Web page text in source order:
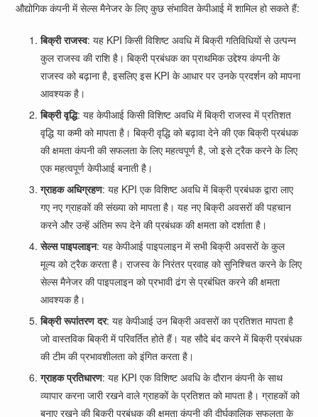
औद्योगिक कंपनी में सेल्स मैनेजर के लिए कुछ संभावित केपीआई में शामिल हो सकते हैं:
बिक्री राजस्व: यह KPI किसी विशिष्ट अवधि में बिक्री गतिविधियों से उत्पन्न
कुल राजस्व की राशि है। बिक्री प्रबंधक का प्राथमिक उद्देश्य कंपनी के
राजस्व को बढ़ाना है, इसलिए इस KPI के आधार पर उनके प्रदर्शन को मापना
आवश्यक है।
बिक्री वृद्धि: यह केपीआई किसी विशिष्ट अवधि में बिक्री राजस्व में प्रतिशत
वृद्धि या कमी को मापता है। बिक्री वृद्धि को बढ़ावा देने की एक बिक्री प्रबंधक
की क्षमता कंपनी की सफलता के लिए महत्वपूर्ण है, जो इसे ट्रैक करने के लिए
एक महत्वपूर्ण केपीआई बनाती है।
ग्राहक अधिग्रहण: यह KPI एक विशिष्ट अवधि में बिक्री प्रबंधक द्वारा लाए
गए नए ग्राहकों की संख्या को मापता है। यह नए बिक्री अवसरों की पहचान
करने और उन्हें अंतिम रूप देने की प्रबंधक की क्षमता को दर्शाता है।
सेल्स पाइपलाइन: यह केपीआई पाइपलाइन में सभी बिक्री अवसरों के कुल
मूल्य को ट्रैक करता है। राजस्व के निरंतर प्रवाह को सुनिश्चित करने के लिए
सेल्स मैनेजर की पाइपलाइन को प्रभावी ढंग से प्रबंधित करने की क्षमता
आवश्यक है।
बिक्री रूपांतरण दर: यह केपीआई उन बिक्री अवसरों का प्रतिशत मापता है
जो वास्तविक बिक्री में परिवर्तित होते हैं। यह सौदे बंद करने में बिक्री प्रबंधक
की टीम की प्रभावशीलता को इंगित करता है।
ग्राहक प्रतिधारण: यह KPI एक विशिष्ट अवधि के दौरान कंपनी के साथ
व्यापार करना जारी रखने वाले ग्राहकों के प्रतिशत को मापता है। ग्राहकों को
बनाए रखने की बिक्री प्रबंधक की क्षमता कंपनी की दीर्घकालिक सफलता के